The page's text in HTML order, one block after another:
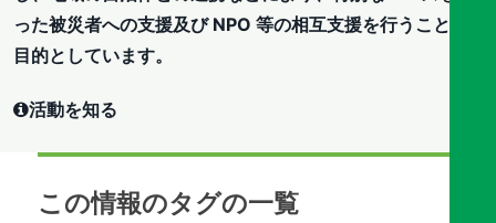
った被災者への支援及び NPO 等の相互支援を行うことを
目的としています。
活動を知る
この情報のタグの一覧